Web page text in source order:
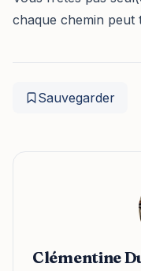
chaque chemin peut
Sauvegarder
Clémentine